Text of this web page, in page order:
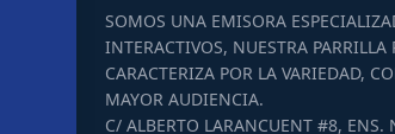
SOMOS UNA EMISORA
INTERACTIVOS, NUESTRA PARRILLA
CARACTERIZA POR LA VARIEDAD,
MAYOR AUDIENCIA.
C/ ALBERTO LARANCUENT #8, ENS.